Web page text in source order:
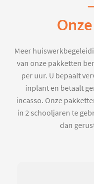
Meer
van onze pakketten
per uur. U bepaalt
inplant en betaalt
incasso. Onze
in 2 schooljaren te
dan